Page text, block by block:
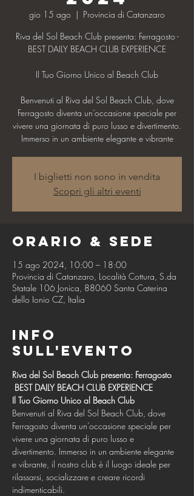
gio 15 ago
  |
Provincia di Catanzaro
Riva del Sol Beach Club presenta: Ferragosto -
BEST DAILY BEACH CLUB EXPERIENCE
Il Tuo Giorno Unico al Beach Club
Benvenuti al Riva del Sol Beach Club, dove
Ferragosto diventa un’occasione speciale per
vivere una giornata di puro lusso e divertimento.
Immerso in un ambiente elegante e vibrante
I biglietti non sono in vendita
Scopri gli altri eventi
Orario & Sede
15 ago 2024, 10:00 – 18:00
Provincia di Catanzaro, Località Cottura, S.da
Statale 106 Jonica, 88060 Santa Caterina
dello Ionio CZ, Italia
Info
sull'evento
Riva del Sol Beach Club presenta: Ferragosto
BEST DAILY BEACH CLUB EXPERIENCE
Il Tuo Giorno Unico al Beach Club
Benvenuti al Riva del Sol Beach Club, dove
Ferragosto diventa un’occasione speciale per
vivere una giornata di puro lusso e
divertimento. Immerso in un ambiente elegante
e vibrante, il nostro club è il luogo ideale per
rilassarsi, socializzare e creare ricordi
indimenticabili.